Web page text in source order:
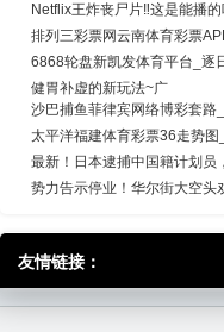
Netflix王炸丧尸片‼️这是能播
排列三彩票网云南体育彩票
6868轮盘新凯发体育平台_逐
健胃补虚的新玩法~广
沙巴捕鱼菲律宾网络博彩套路
太平洋福建体育彩票36走势图
最新！日本逮捕中国籍计划
势力告示停业！华尔街大空头
友情链接：